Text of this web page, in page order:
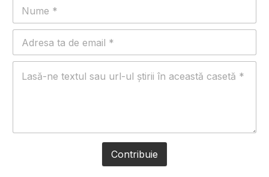
Contribuie